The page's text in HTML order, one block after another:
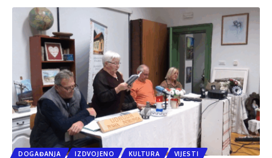
DOGAĐANJA IZDVOJENO KULTURA VIJESTI